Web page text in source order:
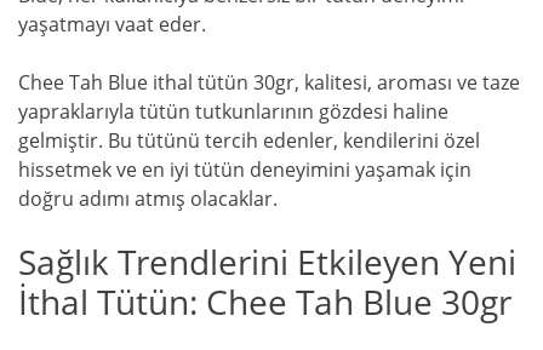
yaşatmayı vaat eder.
Chee Tah Blue ithal tütün 30gr, kalitesi, aroması ve taze
yapraklarıyla tütün tutkunlarının gözdesi haline
gelmiştir. Bu tütünü tercih edenler, kendilerini özel
hissetmek ve en iyi tütün deneyimini yaşamak için
doğru adımı atmış olacaklar.
Sağlık Trendlerini Etkileyen Yeni
İthal Tütün: Chee Tah Blue 30gr